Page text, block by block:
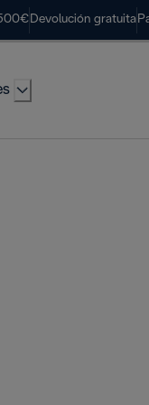
Devolución gratuita